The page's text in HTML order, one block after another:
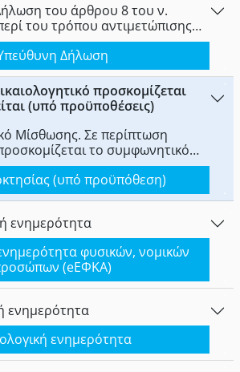
του άρθρου 8 του ν.
του τρόπου αντιμετώπισης
λειτουργίας της
Όταν πρόκειται περί Ν.Π.Δ.Δ.
συνοδεύεται από βεβαιώσεις
και προϋπολογισμούς εσόδων
Δήλωση
προσκομίζεται
(υπό προϋποθέσεις)
Μίσθωσης. Σε περίπτωση
το συμφωνητικό
αναρτημένο στο Taxisnet.
(υπό προϋπόθεση)
ενημερότητα
φυσικών, νομικών
(eΕΦΚΑ)
ενημερότητα
ενημερότητα